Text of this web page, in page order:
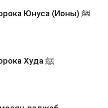
История пророка Юнуса (Ионы) ﷺ
История пророка Худа ﷺ